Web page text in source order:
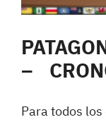
–
Para todos